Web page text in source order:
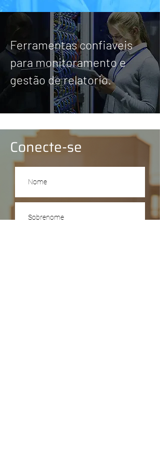
Ferramentas confiaveis
para monitoramento e
gestão de relatorio.
Conecte-se